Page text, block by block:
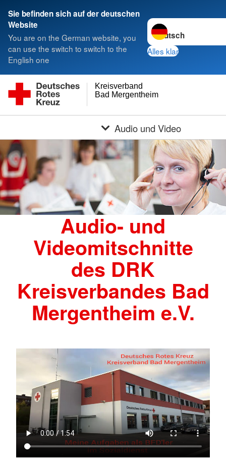
Sie befinden sich auf der deutschen
Website
You are on the German website, you
can use the switch to switch to the
English one
Sprache wechseln zu
Alles klar
Bad Mergentheim e.V.
Kreisverband
Audio und Video
Audio- und
Videomitschnitte
des DRK
Kreisverbandes Bad
Mergentheim e.V.